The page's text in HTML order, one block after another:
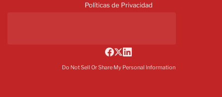
Políticas de Privacidad
Do Not Sell Or Share My Personal Information